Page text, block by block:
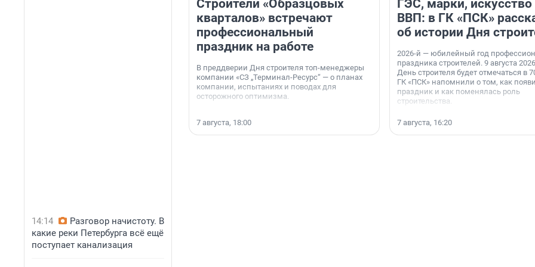
14:14
Разговор начистоту. В
какие реки Петербурга всё ещё
поступает канализация
Строители «Образцовых
кварталов» встречают
профессиональный
праздник на работе
В преддверии Дня строителя топ-менеджеры
компании «СЗ „Терминал-Ресурс“ — о планах
компании, испытаниях и поводах для
осторожного оптимизма.
7 августа, 18:00
ГЭС, марки, искусство
ВВП: в ГК «ПСК»
об истории Дня
2026-й — юбилейный год
праздника строителей. 9 августа
День строителя будет отмечаться в
ГК «ПСК» напомнили о том, как
праздник и как поменялась роль
строительства.
7 августа, 16:20